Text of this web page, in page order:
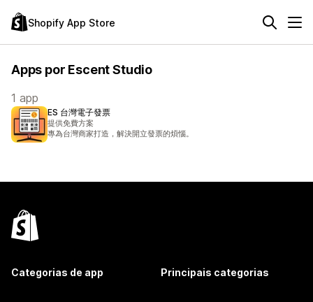
Shopify App Store
Apps por Escent Studio
1 app
ES 台灣電子發票
提供免費方案
專為台灣商家打造，解決開立發票的煩惱。
Categorias de app Principais categorias